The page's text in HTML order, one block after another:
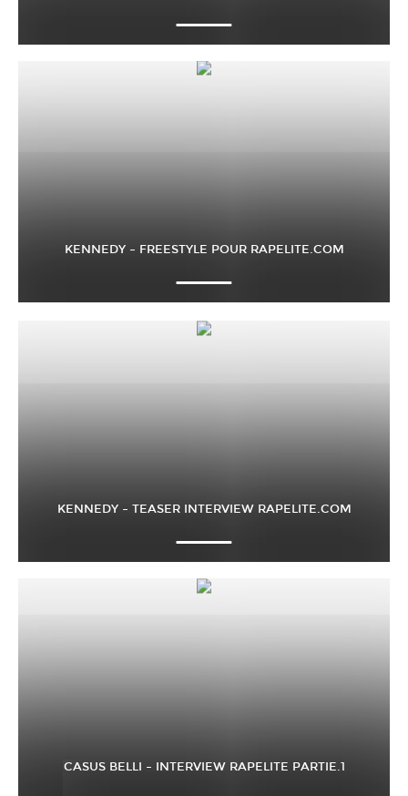
KENNEDY – FREESTYLE POUR RAPELITE.COM
KENNEDY – TEASER INTERVIEW RAPELITE.COM
CASUS BELLI – INTERVIEW RAPELITE PARTIE.1